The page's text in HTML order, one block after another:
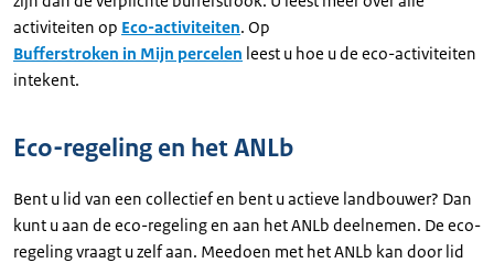
activiteiten op Eco-activiteiten. Op
Bufferstroken in Mijn percelen leest u hoe u de eco-activiteiten
intekent.
Eco-regeling en het ANLb
Bent u lid van een collectief en bent u actieve landbouwer? Dan
kunt u aan de eco-regeling en aan het ANLb deelnemen. De eco-
regeling vraagt u zelf aan. Meedoen met het ANLb kan door lid